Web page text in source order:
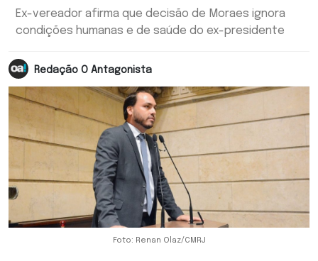
Ex-vereador afirma que decisão de Moraes ignora
condições humanas e de saúde do ex-presidente
Redação O Antagonista
Foto: Renan Olaz/CMRJ